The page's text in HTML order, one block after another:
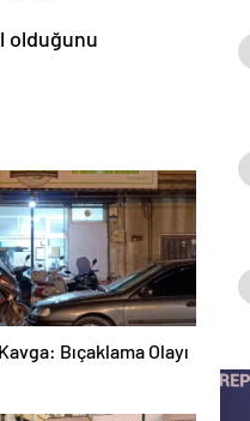
olduğunu
Bıçaklama Olayı